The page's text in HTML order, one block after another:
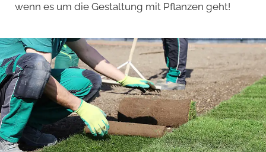
wenn es um die Gestaltung mit Pflanzen geht!